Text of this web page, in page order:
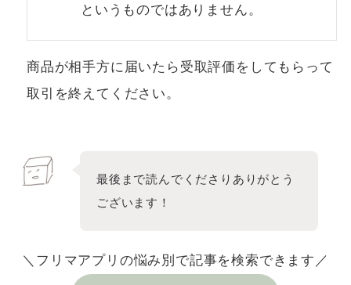
というものではありません。
商品が相手方に届いたら受取評価をしてもらって
取引を終えてください。
最後まで読んでくださりありがとう
ございます！
＼フリマアプリの悩み別で記事を検索できます／